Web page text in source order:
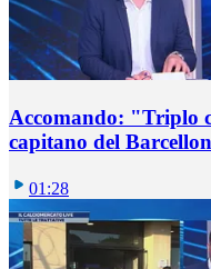
Accomando: "Triplo
capitano del
01:28